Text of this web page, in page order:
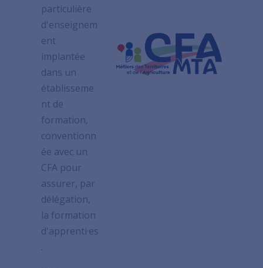
particulière
d'enseignem
ent
implantée
dans un
établisseme
nt de
formation,
conventionn
ée avec un
CFA pour
assurer, par
délégation,
la formation
d'apprenti·es
.